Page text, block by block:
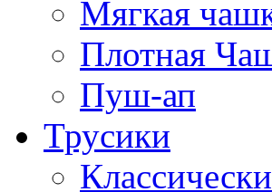
Мягкая
Плотная
Пуш-ап
Трусики